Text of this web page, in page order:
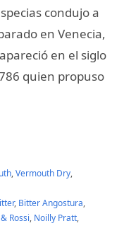
condujo a
en Venecia,
en el siglo
quien propuso
,Vermouth Dry,
, Bitter Angostura,
Rossi, Noilly Pratt,